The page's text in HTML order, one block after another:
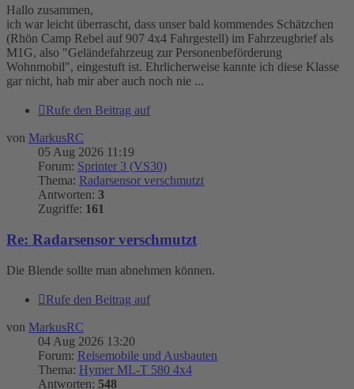
Hallo zusammen,
ich war leicht überrascht, dass unser bald kommendes Schätzchen
(Rhön Camp Rebel auf 907 4x4 Fahrgestell) im Fahrzeugbrief als
M1G, also "Geländefahrzeug zur Personenbeförderung
Wohnmobil", eingestuft ist. Ehrlicherweise kannte ich diese Klasse
gar nicht, hab mir aber auch noch nie ...
Rufe den Beitrag auf
von MarkusRC
05 Aug 2026 11:19
Forum: Sprinter 3 (VS30)
Thema: Radarsensor verschmutzt
Antworten: 3
Zugriffe: 161
Re: Radarsensor verschmutzt
Die Blende sollte man abnehmen können.
Rufe den Beitrag auf
von MarkusRC
04 Aug 2026 13:20
Forum: Reisemobile und Ausbauten
Thema: Hymer ML-T 580 4x4
Antworten: 548